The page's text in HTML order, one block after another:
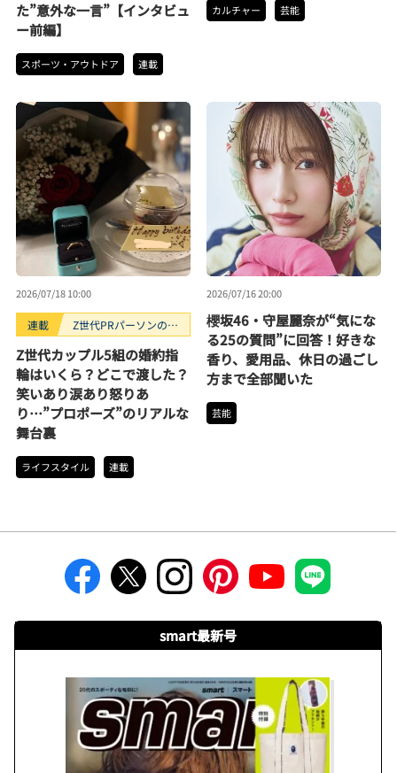
た”意外な一言”【インタビュ
ー前編】
スポーツ・アウトドア 連載
カルチャー 芸能
2026/07/18 10:00
連載
Z世代PRパーソンのキ
Z世代カップル5組の婚約指
輪はいくら？どこで渡した？
笑いあり涙あり怒りあ
り…”プロポーズ”のリアルな
舞台裏
ライフスタイル 連載
2026/07/16 20:00
櫻坂46・守屋麗奈が“気にな
る25の質問”に回答！好きな
香り、愛用品、休日の過ごし
方まで全部聞いた
芸能
smart最新号